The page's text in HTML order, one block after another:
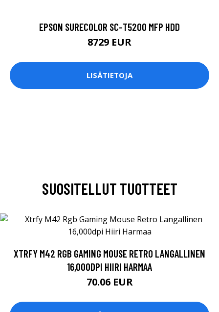
EPSON SURECOLOR SC-T5200 MFP HDD
8729 EUR
LISÄTIETOJA
SUOSITELLUT TUOTTEET
XTRFY M42 RGB GAMING MOUSE RETRO LANGALLINEN
16,000DPI HIIRI HARMAA
70.06 EUR